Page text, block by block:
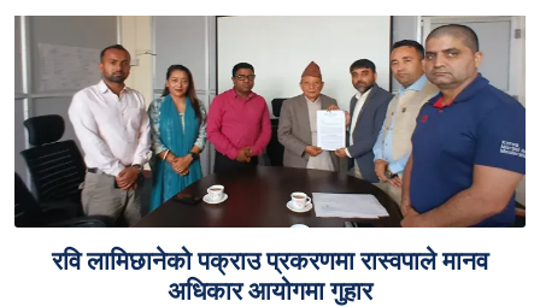
रवि लामिछानेको पक्राउ प्रकरणमा रास्वपाले मानव
अधिकार आयोगमा गुहार